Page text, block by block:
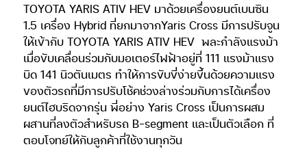
TOYOTA YARIS ATIV HEV มาด้วยเครื่องยนต์เบนซิน
1.5 เครื่อง Hybrid ที่ยกมาจากYaris Cross มีการปรับจูน
ให้เข้ากับ TOYOTA YARIS ATIV HEV พละกำลังแรงม้า
เมื่อขับเคลื่อนร่วมกับมอเตอร์ไฟฟ้าอยู่ที่ 111 แรงม้าแรง
บิด 141 นิวตันเมตร ทำให้การขับขี่ง่ายขึ้นด้วยความแรง
ของตัวรถที่มีการปรับโช้คช่วงล่างร่วมกับการได้เครื่อง
ยนต์ไฮบริดจากรุ่น พี่อย่าง Yaris Cross เป็นการผสม
ผสานที่ลงตัวสำหรับรถ B-segment และเป็นตัวเลือก ที่
ตอบโจทย์ให้กับลูกค้าที่ใช้งานทุกวัน